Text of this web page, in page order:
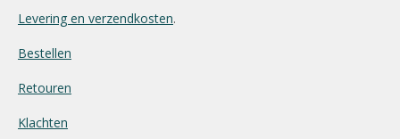
Levering en verzendkosten.
Bestellen
Retouren
Klachten